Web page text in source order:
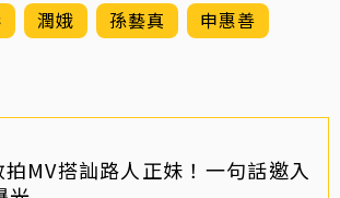
潤娥 孫藝真
申惠善
MV搭訕路人正妹！一句話邀入